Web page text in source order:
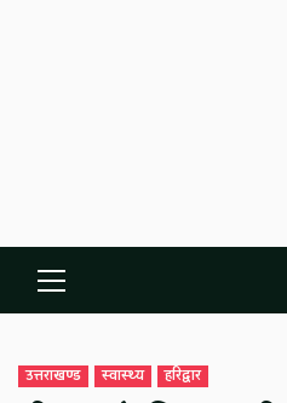
Primary
Menu
उत्तराखण्ड स्वास्थ्य हरिद्वार